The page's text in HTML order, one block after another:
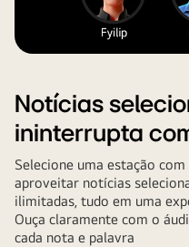
Notícias
ininterrupta
Selecione uma estação
aproveitar notícias
ilimitadas, tudo em uma
Ouça claramente com o
cada nota e palavra